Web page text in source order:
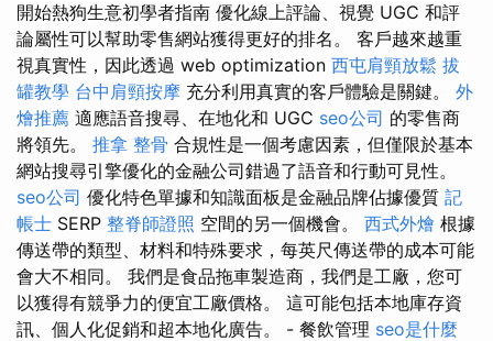
開始熱狗生意初學者指南 優化線上評論、視覺 UGC 和評
論屬性可以幫助零售網站獲得更好的排名。 客戶越來越重
視真實性，因此透過 web optimization 西屯肩頸放鬆 拔
罐教學 台中肩頸按摩 充分利用真實的客戶體驗是關鍵。 外
燴推薦 適應語音搜尋、在地化和 UGC seo公司 的零售商
將領先。 推拿 整骨 合規性是一個考慮因素，但僅限於基本
網站搜尋引擎優化的金融公司錯過了語音和行動可見性。
seo公司 優化特色單據和知識面板是金融品牌佔據優質 記
帳士 SERP 整脊師證照 空間的另一個機會。 西式外燴 根據
傳送帶的類型、材料和特殊要求，每英尺傳送帶的成本可能
會大不相同。 我們是食品拖車製造商，我們是工廠，您可
以獲得有競爭力的便宜工廠價格。 這可能包括本地庫存資
訊、個人化促銷和超本地化廣告。 - 餐飲管理 seo是什麼